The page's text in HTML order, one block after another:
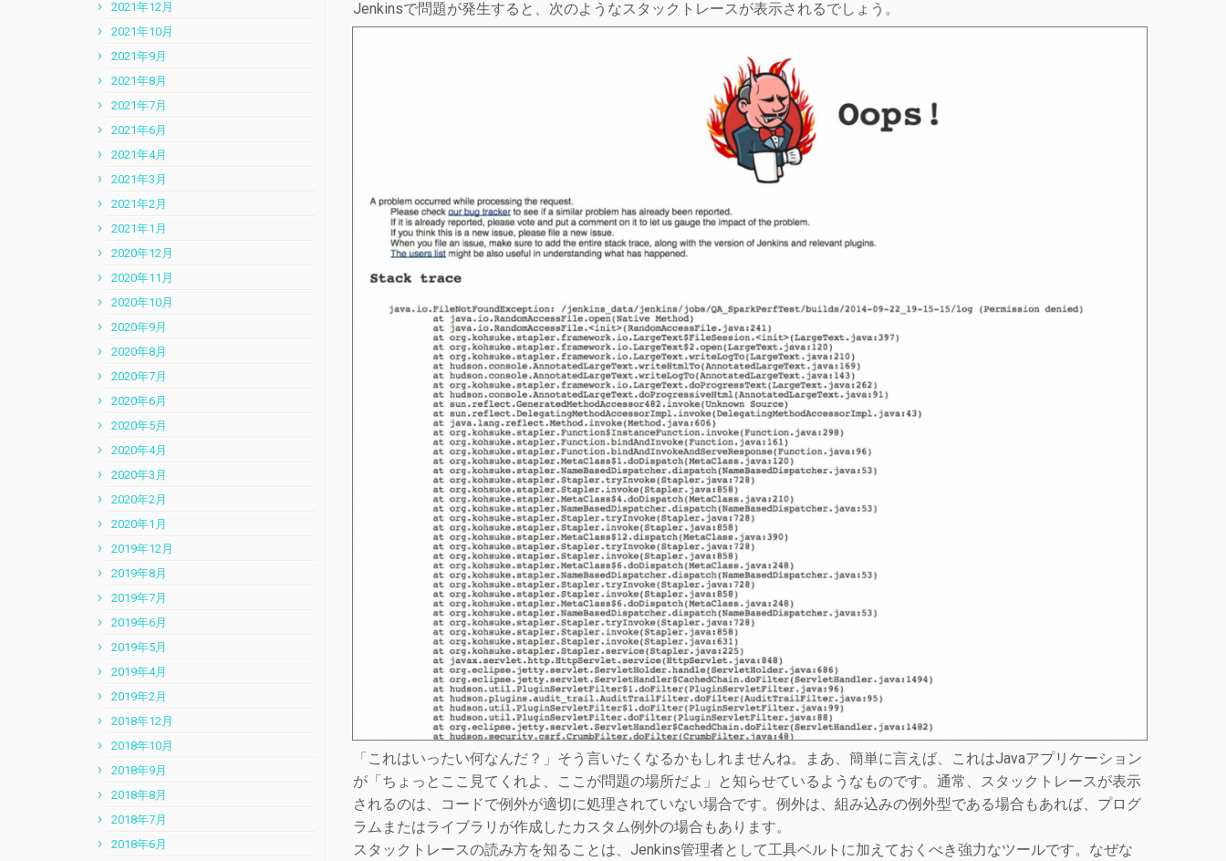
2021年12月
2021年10月
2021年9月
2021年8月
2021年7月
2021年6月
2021年4月
2021年3月
2021年2月
2021年1月
2020年12月
2020年11月
2020年10月
2020年9月
2020年8月
2020年7月
2020年6月
2020年5月
2020年4月
2020年3月
2020年2月
2020年1月
2019年12月
2019年8月
2019年7月
2019年6月
2019年5月
2019年4月
2019年2月
2018年12月
2018年10月
2018年9月
2018年8月
2018年7月
2018年6月
Jenkinsで問題が発生すると、次のようなスタックトレースが表示されるでしょう。
「これはいったい何なんだ？」そう言いたくなるかもしれませんね。まあ、簡単に言えば、これはJavaアプリケーション
が「ちょっとここ見てくれよ、ここが問題の場所だよ」と知らせているようなものです。通常、スタックトレースが表示
されるのは、コードで例外が適切に処理されていない場合です。例外は、組み込みの例外型である場合もあれば、プログ
ラムまたはライブラリが作成したカスタム例外の場合もあります。
スタックトレースの読み方を知ることは、Jenkins管理者として工具ベルトに加えておくべき強力なツールです。なぜな